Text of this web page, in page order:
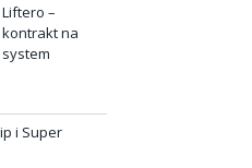
Liftero –
kontrakt na
system